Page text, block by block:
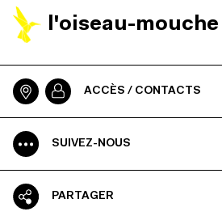
l'oiseau-mouche
ACCÈS / CONTACTS
SUIVEZ-NOUS
PARTAGER